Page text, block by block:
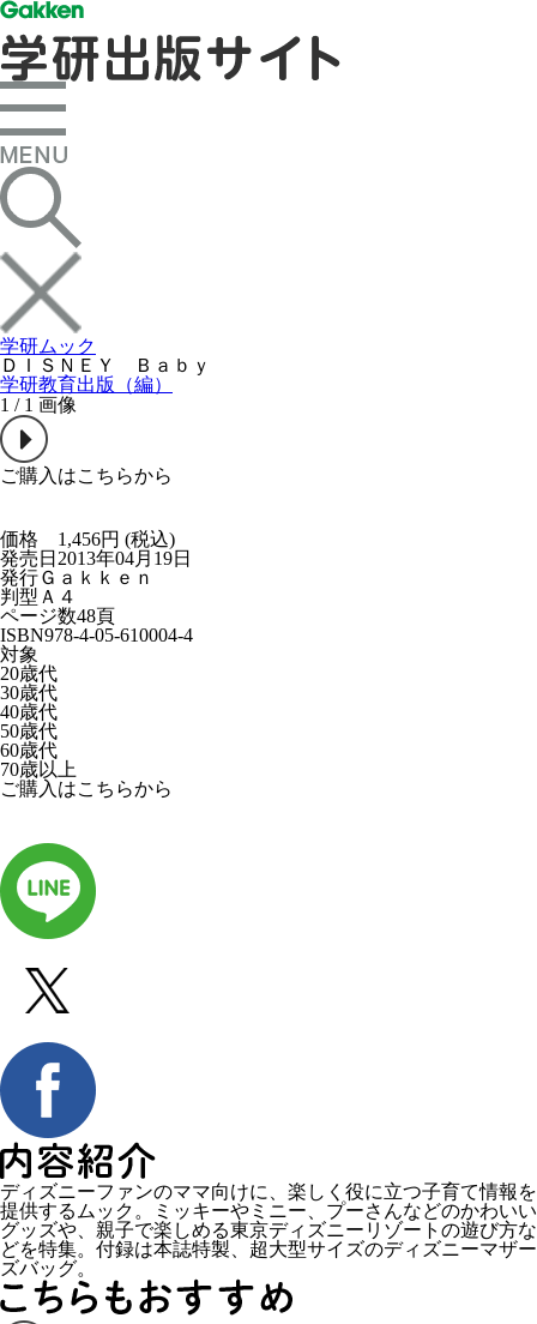
学研ムック
ＤＩＳＮＥＹ Ｂａｂｙ
学研教育出版（編）
1 / 1 画像
ご購入はこちらから
価格 1,456円 (税込)
発売日 2013年04月19日
発行Ｇａｋｋｅｎ
判型 Ａ４
ページ数48頁
ISBN978-4-05-610004-4
対象
20歳代
30歳代
40歳代
50歳代
60歳代
70歳以上
ご購入はこちらから
ディズニーファンのママ向けに、楽しく役に立つ子育て情報を
提供するムック。ミッキーやミニー、プーさんなどのかわいい
グッズや、親子で楽しめる東京ディズニーリゾートの遊び方な
どを特集。付録は本誌特製、超大型サイズのディズニーマザー
ズバッグ。